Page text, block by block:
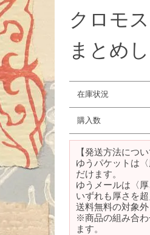
クロモ
まとめ
在庫状況
購入数
【発送方法につ
ゆうパケットは
だけます。
ゆうメールは〈
いずれも厚さを
送料無料の対象外
※商品の組み合わ
ます。